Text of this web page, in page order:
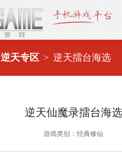
逆天专区 逆天擂台海选
逆天仙魔录擂台海选
游戏类别：经典修仙